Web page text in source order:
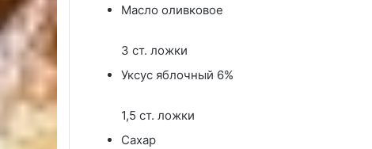
Масло оливковое
3 ст. ложки
Уксус яблочный 6%
1,5 ст. ложки
Сахар